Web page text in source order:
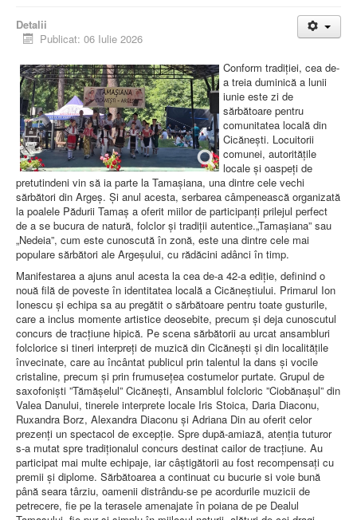
Detalii
Publicat: 06 Iulie 2026
Conform tradiției, cea de-
a treia duminică a lunii
iunie este zi de
sărbătoare pentru
comunitatea locală din
Cicănești. Locuitorii
comunei, autoritățile
locale și oaspeți de
pretutindeni vin să ia parte la Tamașiana, una dintre cele vechi
sărbători din Argeș. Și anul acesta, serbarea câmpenească organizată
la poalele Pădurii Tamaș a oferit miilor de participanți prilejul perfect
de a se bucura de natură, folclor și tradiții autentice.„Tamașiana” sau
„Nedeia”, cum este cunoscută în zonă, este una dintre cele mai
populare sărbători ale Argeșului, cu rădăcini adânci în timp.
Manifestarea a ajuns anul acesta la cea de-a 42-a ediție, definind o
nouă filă de poveste în identitatea locală a Cicăneștiului. Primarul Ion
Ionescu și echipa sa au pregătit o sărbătoare pentru toate gusturile,
care a inclus momente artistice deosebite, precum și deja cunoscutul
concurs de tracțiune hipică. Pe scena sărbătorii au urcat ansambluri
folclorice si tineri interpreți de muzică din Cicănești și din localitățile
învecinate, care au încântat publicul prin talentul la dans și vocile
cristaline, precum și prin frumusețea costumelor purtate. Grupul de
saxofoniști ”Tămășelul” Cicănești, Ansamblul folcloric ”Ciobănașul” din
Valea Danului, tinerele interprete locale Iris Stoica, Daria Diaconu,
Ruxandra Borz, Alexandra Diaconu și Adriana Din au oferit celor
prezenți un spectacol de excepție. Spre după-amiază, atenția tuturor
s-a mutat spre tradiționalul concurs destinat cailor de tracțiune. Au
participat mai multe echipaje, iar câștigătorii au fost recompensați cu
premii și diplome. Sărbătoarea a continuat cu bucurie si voie bună
până seara târziu, oamenii distrându-se pe acordurile muzicii de
petrecere, fie pe la terasele amenajate în poiana de pe Dealul